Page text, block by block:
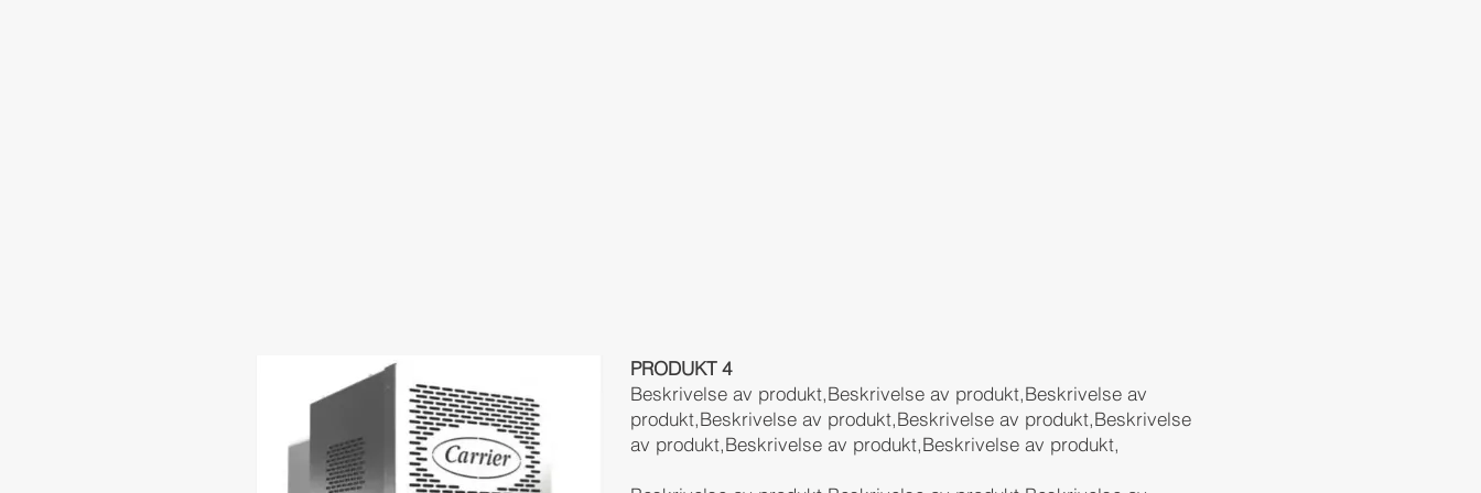
PRODUKT 4
Beskrivelse av produkt,Beskrivelse av produkt,Beskrivelse av
produkt,Beskrivelse av produkt,Beskrivelse av produkt,Beskrivelse
av produkt,Beskrivelse av produkt,Beskrivelse av produkt,